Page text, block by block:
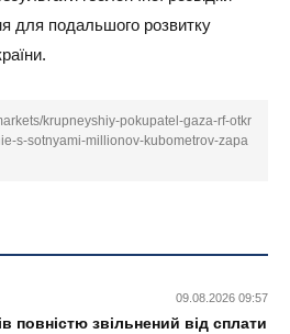
для подальшого розвитку
krupneyshiy-pokupatel-gaza-rf-otkr
s-sotnyami-millionov-kubometrov-zapa
09.08.2026 09:57
повністю звільнений від сплати